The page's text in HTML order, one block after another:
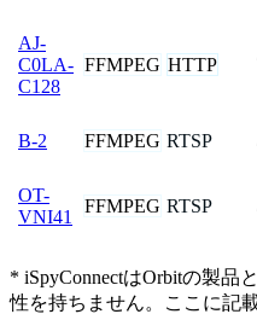
AJ-
C0LA-
C128
FFMPEG HTTP
B-2 FFMPEG RTSP
OT-
VNI41
FFMPEG RTSP
* iSpyConnectはOrbitの製品
性を持ちません。ここに記